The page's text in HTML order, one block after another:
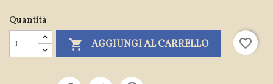
Quantità
 AGGIUNGI AL CARRELLO favorite_border